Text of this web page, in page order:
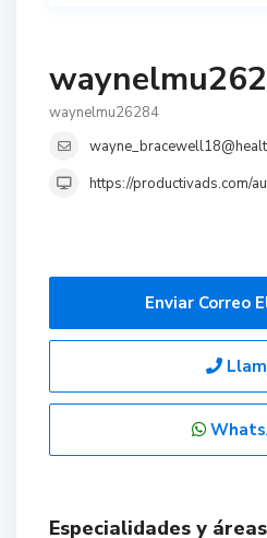
waynelmu26284
https://productivads.com/
Enviar Correo
Especialidades y